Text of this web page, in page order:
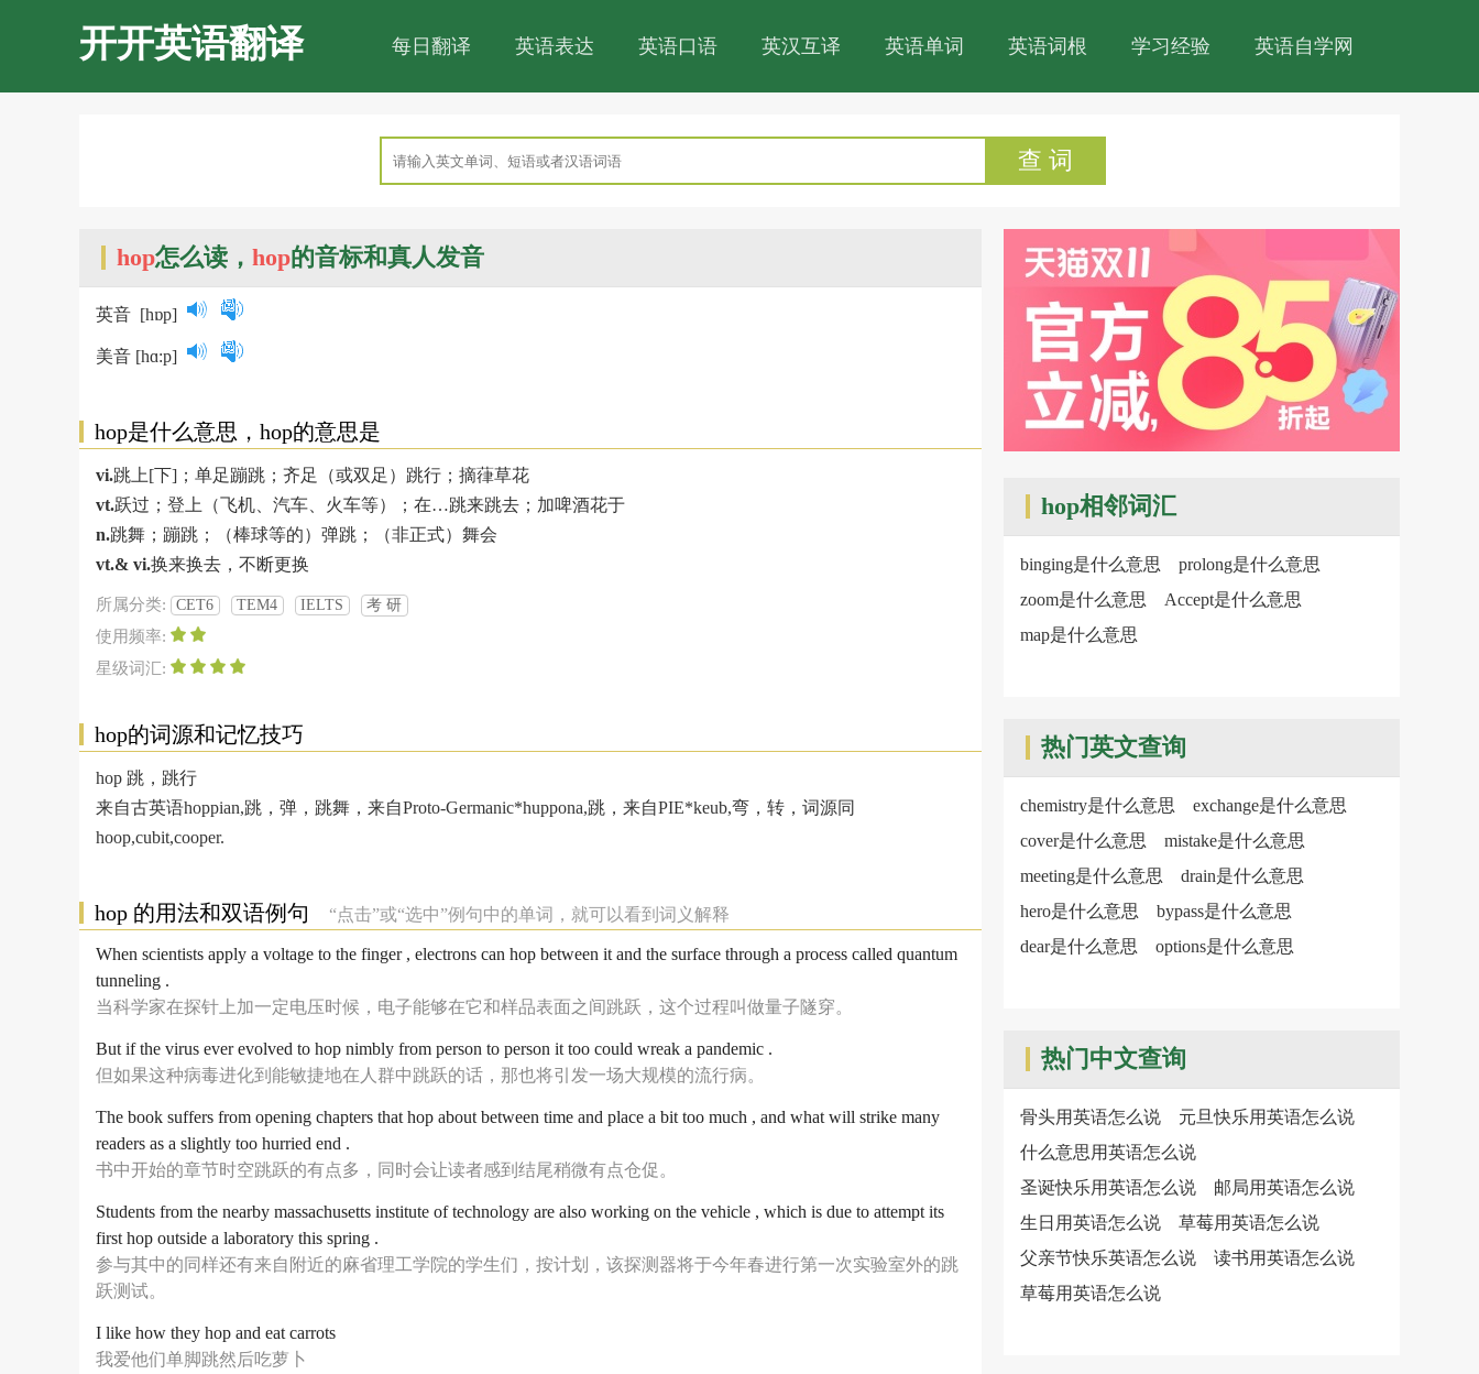
开开英语翻译 每日翻译 英语表达 英语口语 英汉互译 英语单词 英语词根 学习经验 英语自学网
查 词
hop怎么读， hop的音标和真人发音
英音 [hɒp]
美音 [hɑ:p]
hop是什么意思，hop的意思是
vi.跳上[下]；单足蹦跳；齐足（或双足）跳行；摘葎草花
vt.跃过；登上（飞机、汽车、火车等）；在…跳来跳去；加啤酒花于
n.跳舞；蹦跳；（棒球等的）弹跳；（非正式）舞会
vt.& vi.换来换去，不断更换
所属分类: CET6 TEM4 IELTS 考 研
使用频率:
星级词汇:
hop的词源和记忆技巧
hop 跳，跳行
来自古英语hoppian,跳，弹，跳舞，来自Proto-Germanic*huppona,跳，来自PIE*keub,弯，转，词源同
hoop,cubit,cooper.
hop 的用法和双语例句 “点击”或“选中”例句中的单词，就可以看到词义解释
When scientists apply a voltage to the finger , electrons can hop between it and the surface through a process called quantum
tunneling .
当科学家在探针上加一定电压时候，电子能够在它和样品表面之间跳跃，这个过程叫做量子隧穿。
But if the virus ever evolved to hop nimbly from person to person it too could wreak a pandemic .
但如果这种病毒进化到能敏捷地在人群中跳跃的话，那也将引发一场大规模的流行病。
The book suffers from opening chapters that hop about between time and place a bit too much , and what will strike many
readers as a slightly too hurried end .
书中开始的章节时空跳跃的有点多，同时会让读者感到结尾稍微有点仓促。
Students from the nearby massachusetts institute of technology are also working on the vehicle , which is due to attempt its
first hop outside a laboratory this spring .
参与其中的同样还有来自附近的麻省理工学院的学生们，按计划，该探测器将于今年春进行第一次实验室外的跳
跃测试。
I like how they hop and eat carrots
我爱他们单脚跳然后吃萝卜
hop相邻词汇
binging是什么意思
prolong是什么意思
zoom是什么意思
Accept是什么意思
map是什么意思
热门英文查询
chemistry是什么意思
exchange是什么意思
cover是什么意思
mistake是什么意思
meeting是什么意思
drain是什么意思
hero是什么意思
bypass是什么意思
dear是什么意思
options是什么意思
热门中文查询
骨头用英语怎么说
元旦快乐用英语怎么说
什么意思用英语怎么说
圣诞快乐用英语怎么说
邮局用英语怎么说
生日用英语怎么说
草莓用英语怎么说
父亲节快乐英语怎么说
读书用英语怎么说
草莓用英语怎么说